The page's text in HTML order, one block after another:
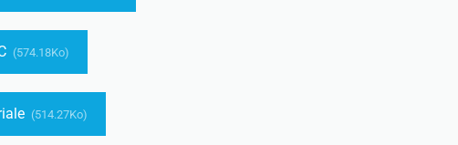
(574.18Ko)
(514.27Ko)